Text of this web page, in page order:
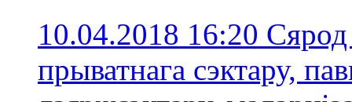
10.04.2018 16:20
прыватнага сэктару,